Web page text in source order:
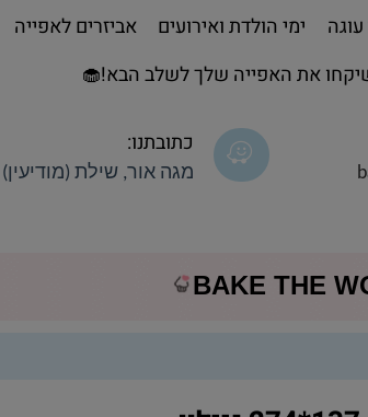
את האפייה שלך לשלב הבא!🧁
כתובתנו:
מגה אור, שילת (מודיעין)
ימי הולדת ואירועים אביזרים לאפייה
BAKE THE